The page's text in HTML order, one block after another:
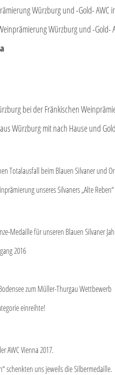
Würzburg und -Gold- AWC
Würzburg und -Gold-
bei der Fränkischen
Würzburg mit nach Hause und
Totalausfall beim Blauen Silvaner und
unseres Silvaners „Alte
Medaille für unseren Blauen Silvaner
2016
zum Müller-Thurgau Wettbewerb
einreihte!
AWC Vienna 2017.
schenkten uns jeweils die Silbermedaille.